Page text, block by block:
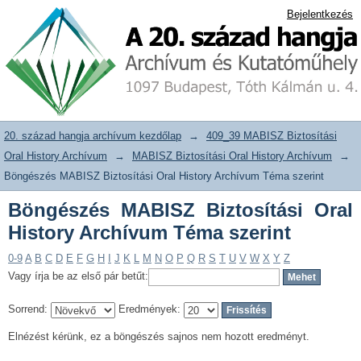
Böngészés MABISZ Biztosítási Oral
History Archívum Téma szerint
20. század hangja archívum adattár Bejelentkezés
20. század hangja archívum kezdőlap →
409_39 MABISZ Biztosítási
Oral History Archívum
→ MABISZ Biztosítási Oral History Archívum
→
Böngészés MABISZ Biztosítási Oral History Archívum Téma szerint
Böngészés MABISZ Biztosítási Oral
History Archívum Téma szerint
0-9 A B C D E F G H J K L M N O P Q R S T U V W X Y Z
Vagy írja be az első pár betűt:
Sorrend: Eredmények:
Elnézést kérünk, ez a böngészés sajnos nem hozott eredményt.